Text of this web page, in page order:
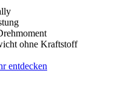
ohne Kraftstoff
entdecken